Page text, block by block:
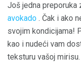
Još jedna preporuka
avokado . Čak i ako
svojim kondicijama!
kao i nudeći vam
teksturu vašoj mirisu.